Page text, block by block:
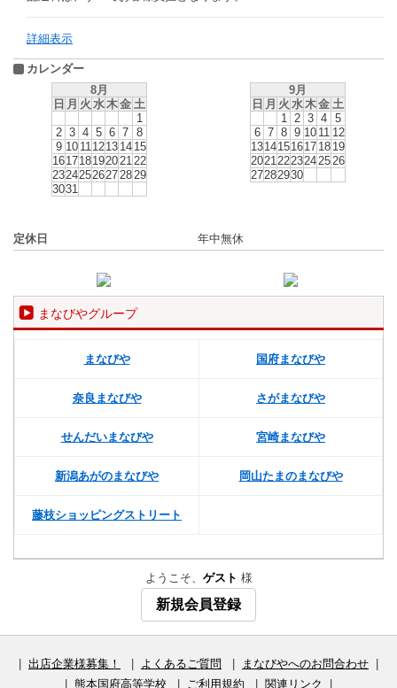
詳細表示
カレンダー
8月
日 月 火 水木金 土
1
2 3 4 5 6 7 8
9 10 11 1213 14 15
1617181920 21 22
2324252627 28 29
3031
9月
日 月 火 水木金 土
1
2 3 4 5
6 7 8 9 10 11 12
1314151617 18 19
2021 222324 25 26
27282930
定休日 年中無休
まなびやグループ
まなびや 国府まなびや
奈良まなびや さがまなびや
せんだいまなびや 宮崎まなびや
新潟あがのまなびや 岡山たまのまなびや
藤枝ショッピングストリート
ようこそ、 ゲスト 様
新規会員登録
出店企業様募集！ よくあるご質問 まなびやへのお問合わせ
熊本国府高等学校 ご利用規約 関連リンク